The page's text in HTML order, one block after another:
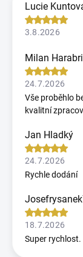
Lucie
3.8.2026
Milan
24.7.2026
Vše proběhlo
kvalitní
Jan Hladký
24.7.2026
Rychle dodání
18.7.2026
Super